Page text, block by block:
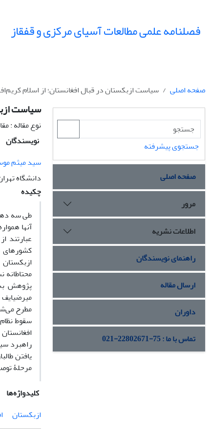
فصلنامه علمی مطالعات آسیای مرکزی و قفقاز
صفحه اصلی سیاست ازبکستان در قبال افغانستان؛ از اسلام
سیاست
نوع مقاله :
نویسندگان
سید میثم
دانشگاه
چکیده
طی سه
آنها
عبارتند
کشورهای
پژوهش
مطرح
سقوط
راهبرد
یافتن
مرحلۀ
کلیدواژه‌ها
ازبکستان
جستجوی پیشرفته
صفحه اصلی
مرور
اطلاعات نشریه
راهنمای نویسندگان
ارسال مقاله
داوران
تماس با ما : 75-22802671-021